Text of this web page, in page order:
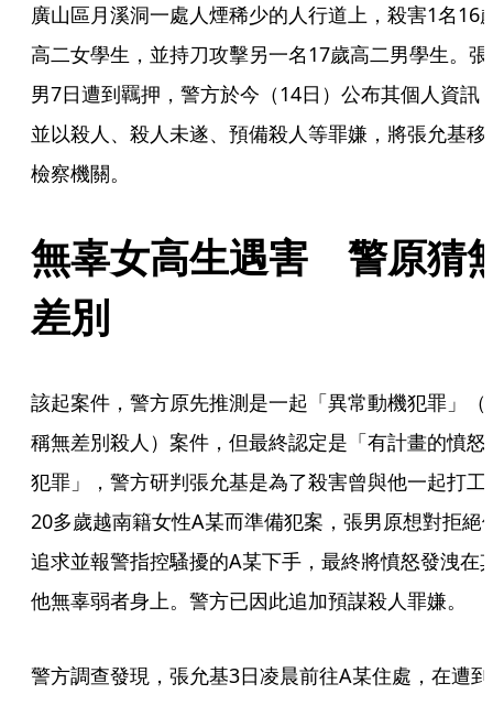
廣山區月溪洞一處人煙稀少的人行道上，殺害1名16
高二女學生，並持刀攻擊另一名17歲高二男學生。張
男7日遭到羈押，警方於今（14日）公布其個人資訊
並以殺人、殺人未遂、預備殺人等罪嫌，將張允基移
檢察機關。
無辜女高生遇害　警原猜
差別
該起案件，警方原先推測是一起「異常動機犯罪」（
稱無差別殺人）案件，但最終認定是「有計畫的憤怒
犯罪」，警方研判張允基是為了殺害曾與他一起打工
20多歲越南籍女性A某而準備犯案，張男原想對拒絕
追求並報警指控騷擾的A某下手，最終將憤怒發洩在
他無辜弱者身上。警方已因此追加預謀殺人罪嫌。
警方調查發現，張允基3日凌晨前往A某住處，在遭到